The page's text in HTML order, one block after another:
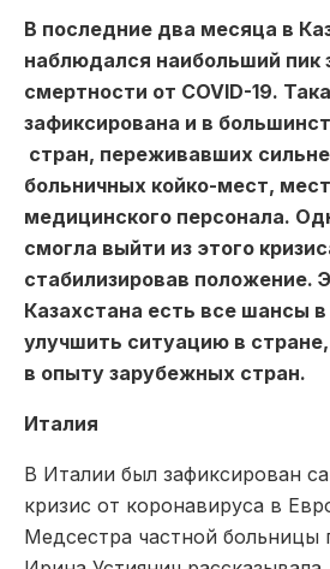
В последние два месяца в
наблюдался наибольший пик
смертности от COVID-19.
зафиксирована и в
стран, переживавших
больничных койко-мест,
медицинского персонала.
смогла выйти из этого
стабилизировав положение.
Казахстана есть все шансы
улучшить ситуацию в
в опыту зарубежных стран.
Италия
В Италии был зафиксирован
кризис от коронавируса в
Медсестра частной больницы